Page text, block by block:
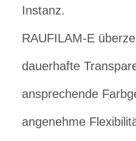
Instanz.
RAUFILAM-E
dauerhafte
ansprechende
angenehme